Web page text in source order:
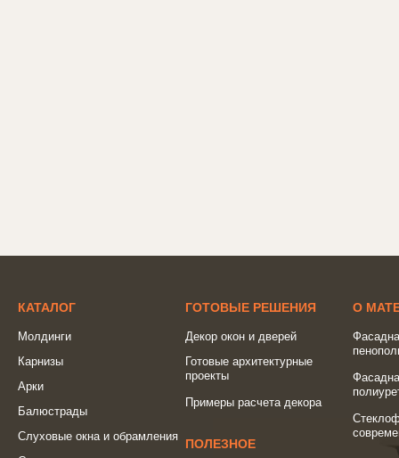
КАТАЛОГ
Молдинги
Карнизы
Арки
Балюстрады
Слуховые окна и обрамления
ГОТОВЫЕ РЕШЕНИЯ
Декор окон и дверей
Готовые архитектурные
проекты
Примеры расчета декора
ПОЛЕЗНОЕ
О